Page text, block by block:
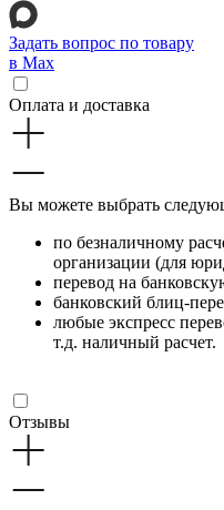
Задать вопрос по товару
в Max
Оплата и доставка
Вы можете выбрать
по безналичному
организации (для
перевод на
банковский блиц-
любые экспресс
т.д. наличный расчет.
Отзывы